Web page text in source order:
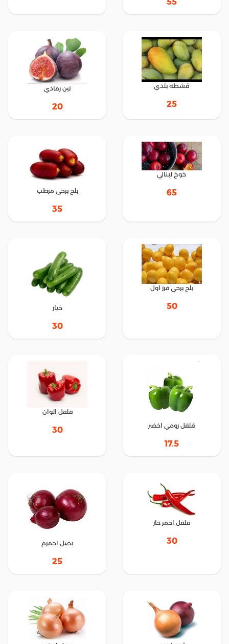
قشطه بلدي
25
تين رمادي
20
خوخ لبناني
65 بلح برحي مرطب
35
بلح برحي فرز اول
50 خيار
30
فلفل رومي اخضر
17.5
فلفل الوان
30
فلفل احمر حار
30 بصل احمرم
25